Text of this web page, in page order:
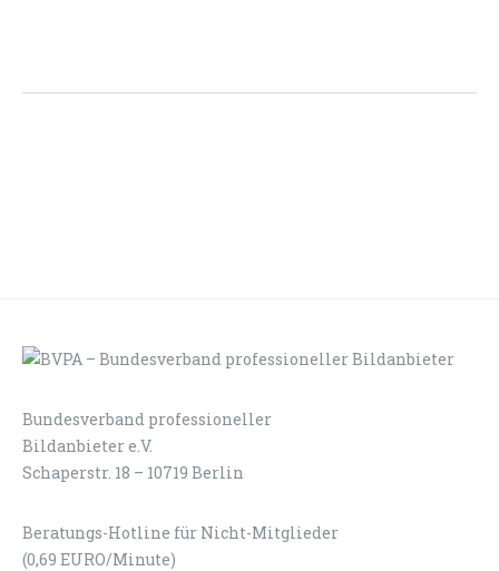
Bundesverband professioneller
Bildanbieter e.V.
Schaperstr. 18 – 10719 Berlin
Beratungs-Hotline für Nicht-Mitglieder
(0,69 EURO/Minute)